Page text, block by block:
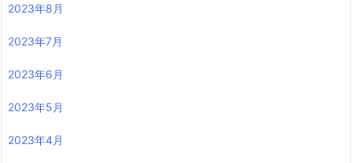
2023年8月
2023年7月
2023年6月
2023年5月
2023年4月